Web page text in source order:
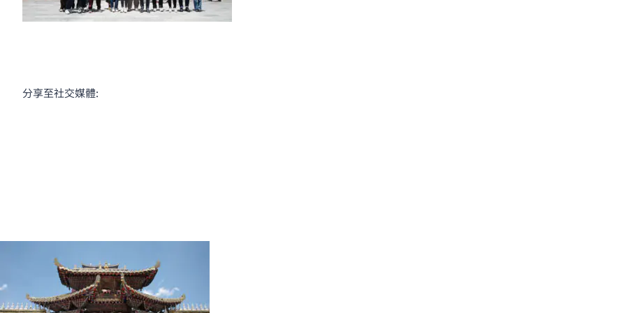
分享至社交媒體: